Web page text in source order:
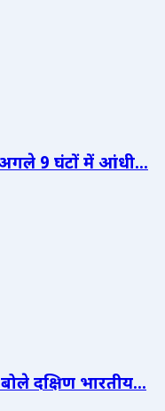
9 घंटों में आंधी...
दक्षिण भारतीय...